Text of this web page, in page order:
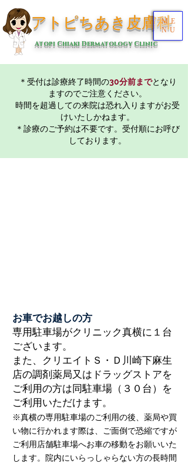
アトピちあき皮膚科
Atopi Chiaki Dermatology Clinic
ME
NU
＊受付は診療終了時間の30分前までとなり
ますのでご注意ください。
時間を超過しての来院は恐れ入りますがお受
けいたしかねます。
＊診療のご予約は不要です。受付順にお呼び
しております。
お車でお越しの方
専用駐車場がクリニック真横に１台
ございます。
また、クリエイトＳ・Ｄ川崎下麻生
店の調剤薬局又はドラッグストアを
ご利用の方は同駐車場（３０台）を
ご利用いただけます。
※真横の専用駐車場のご利用の後、薬局や買
い物に行かれます際は、ご面倒で恐縮ですが
ご利用店舗駐車場へお車の移動をお願いいた
します。院内にいらっしゃらない方の長時間